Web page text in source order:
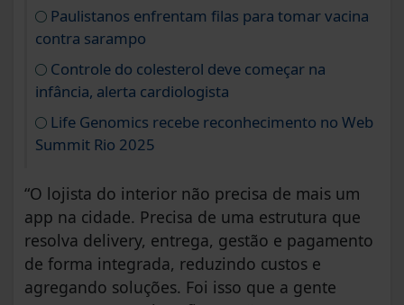
Paulistanos enfrentam filas para tomar vacina
contra sarampo
Controle do colesterol deve começar na
infância, alerta cardiologista
Life Genomics recebe reconhecimento no Web
Summit Rio 2025
“O lojista do interior não precisa de mais um
app na cidade. Precisa de uma estrutura que
resolva delivery, entrega, gestão e pagamento
de forma integrada, reduzindo custos e
agregando soluções. Foi isso que a gente